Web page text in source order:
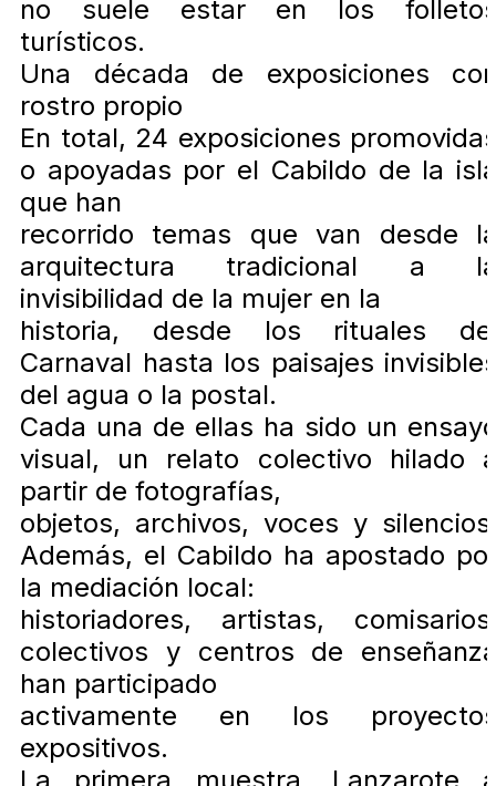
no suele estar en los
turísticos.
Una década de exposiciones
rostro propio
En total, 24 exposiciones
o apoyadas por el Cabildo de la
que han
recorrido temas que van desde
arquitectura tradicional a
invisibilidad de la mujer en la
historia, desde los rituales
Carnaval hasta los paisajes
del agua o la postal.
Cada una de ellas ha sido un
visual, un relato colectivo hilado
partir de fotografías,
objetos, archivos, voces y
Además, el Cabildo ha apostado
la mediación local:
historiadores, artistas,
colectivos y centros de
han participado
activamente en los
expositivos.